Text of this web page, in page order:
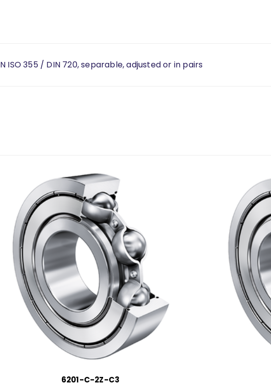
355 / DIN 720, separable, adjusted or in pairs
6201-C-2Z-C3